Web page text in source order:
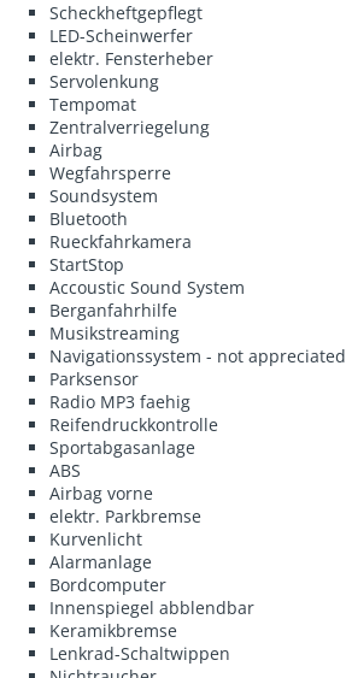
Scheckheftgepflegt
LED-Scheinwerfer
elektr. Fensterheber
Servolenkung
Tempomat
Zentralverriegelung
Airbag
Wegfahrsperre
Soundsystem
Bluetooth
Rueckfahrkamera
StartStop
Accoustic Sound System
Berganfahrhilfe
Musikstreaming
Navigationssystem - not appreciated
Parksensor
Radio MP3 faehig
Reifendruckkontrolle
Sportabgasanlage
ABS
Airbag vorne
elektr. Parkbremse
Kurvenlicht
Alarmanlage
Bordcomputer
Innenspiegel abblendbar
Keramikbremse
Lenkrad-Schaltwippen